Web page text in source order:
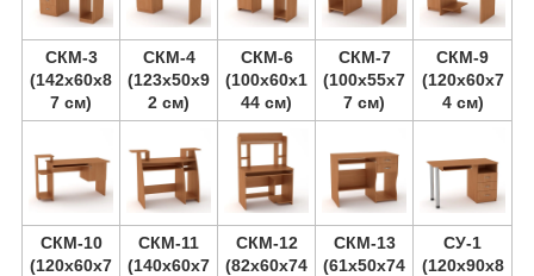
СКМ-3
(142х60х8
7 см)
СКМ-4
(123х50х9
2 см)
СКМ-6
(100х60х1
44 см)
СКМ-7
(100х55х7
7 см)
СКМ-9
(120х60х7
4 см)
СКМ-10
(120х60х7
СКМ-11
(140х60х7
СКМ-12
(82х60х74
СКМ-13
(61х50х74
СУ-1
(120х90х8